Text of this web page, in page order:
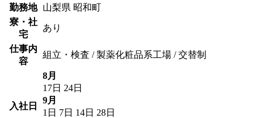
勤務地 山梨県 昭和町
寮・社
宅
あり
仕事内
容
組立・検査 / 製薬化粧品系工場 / 交替制
入社日
8月
17日 24日
9月
1日 7日 14日 28日